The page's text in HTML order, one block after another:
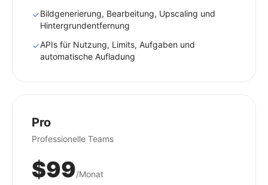
Bildgenerierung, Bearbeitung, Upscaling und
Hintergrundentfernung
APIs für Nutzung, Limits, Aufgaben und
automatische Aufladung
Pro
Professionelle Teams
$99/Monat